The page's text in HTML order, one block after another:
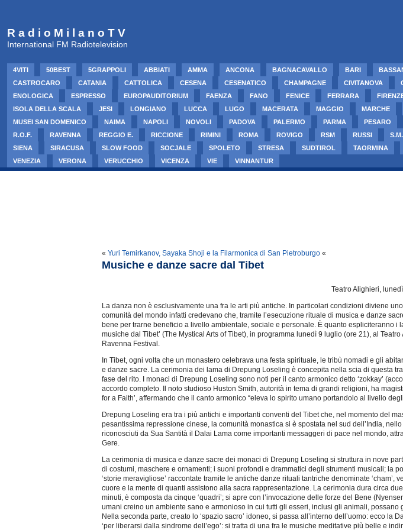
R a d i o M i l a n o T V
International FM Radiotelevision
4VITI 50BEST 5GRAPPOLI ABBIATI AMMA ANCONA BAGNACAVALLO BARI
CASTROCARO
CATANIA CATTOLICA CESENA CESENATICO CHAMPAGNE CIVITANOVA
ENOLOGICA
ESPRESSO EUROPAUDITORIUM FAENZA FANO FENICE FERRARA
ISOLA DELLA SCALA
JESI LONGIANO LUCCA LUGO MACERATA MAGGIO MARCHE
MUSEI SAN DOMENICO
NAIMA NAPOLI NOVOLI PADOVA PALERMO PARMA PESARO
R.O.F.
RAVENNA REGGIO E. RICCIONE RIMINI ROMA ROVIGO RSM RUSSI
SIENA
SIRACUSA SLOW FOOD SOCJALE SPOLETO STRESA SUDTIROL TAORMINA
VENEZIA
VERONA VERUCCHIO VICENZA VIE VINNANTUR
« Yuri Temirkanov, Sayaka Shoji e la Filarmonica di San Pietroburgo «
Musiche e danze sacre dal Tibet
Teatro Alighieri,
La danza non è esclusivamente una fra le arti più antiche. In particolari condizioni diviene
comunità del mondo infatti credevano che, tramite l’esecuzione rituale di musica e danze
bene per trarne beneficio a livello ambientale, sociale e personale. È quanto espliciteranno
musiche dal Tibet’ (The Mystical Arts of Tibet), in programma lunedì 9 luglio (ore 21), al
Ravenna Festival.
In Tibet, ogni volta che un monastero celebrava una festa spirituale, le tribù nomadi e gli
e danze sacre. La cerimonia dei lama di Drepung Loseling è concepita nella scia di questa
fase del rito. I monaci di Drepung Loseling sono noti per il canto armonico detto ‘zokkay’
accordo completo. Il noto studioso Huston Smith, autorità in tema di grandi religioni, ha
for a Faith’, affermando che il canto armonico “eleva lo spirito umano portandolo al livello
Drepung Loseling era tra i più antichi e importanti conventi del Tibet che, nel momento del
pesantissima repressione cinese, la comunità monastica si è spostata nel sud dell’India,
riconosciuti da Sua Santità il Dalai Lama come importanti messaggeri di pace nel mondo,
Gere.
La cerimonia di musica e danze sacre dei monaci di Drepung Loseling si struttura in nove
di costumi, maschere e ornamenti; i suoni profondi e drammatici degli strumenti musicali; la
‘storie meravigliose’ raccontate tramite le antiche danze rituali tantriche denominate
cuore e la mente di quanti assistono alla sacra rappresentazione. La cerimonia dura circa
minuti, è composta da cinque ‘quadri’; si apre con l’invocazione delle forze del Bene
umani creino un ambiente sano e armonioso in cui tutti gli esseri, inclusi gli animali,
Nella seconda parte, creato lo ‘spazio sacro’ idoneo, si passa all’interno dell’uomo: ecco
‘per liberarsi dalla sindrome dell’ego’: si tratta di una fra le musiche meditative più belle e